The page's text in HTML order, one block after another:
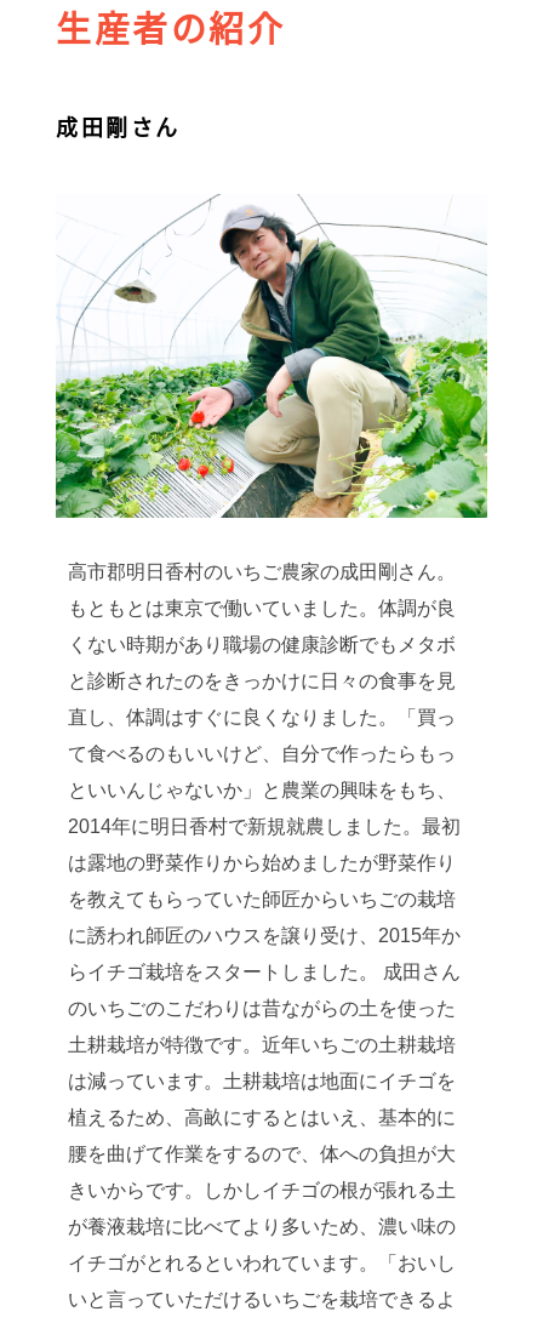
生産者の紹介
成田剛さん
高市郡明日香村のいちご農家の成田剛さん。
もともとは東京で働いていました。体調が良
くない時期があり職場の健康診断でもメタボ
と診断されたのをきっかけに日々の食事を見
直し、体調はすぐに良くなりました。「買っ
て食べるのもいいけど、自分で作ったらもっ
といいんじゃないか」と農業の興味をもち、
2014年に明日香村で新規就農しました。最初
は露地の野菜作りから始めましたが野菜作り
を教えてもらっていた師匠からいちごの栽培
に誘われ師匠のハウスを譲り受け、2015年か
らイチゴ栽培をスタートしました。 成田さん
のいちごのこだわりは昔ながらの土を使った
土耕栽培が特徴です。近年いちごの土耕栽培
は減っています。土耕栽培は地面にイチゴを
植えるため、高畝にするとはいえ、基本的に
腰を曲げて作業をするので、体への負担が大
きいからです。しかしイチゴの根が張れる土
が養液栽培に比べてより多いため、濃い味の
イチゴがとれるといわれています。「おいし
いと言っていただけるいちごを栽培できるよ